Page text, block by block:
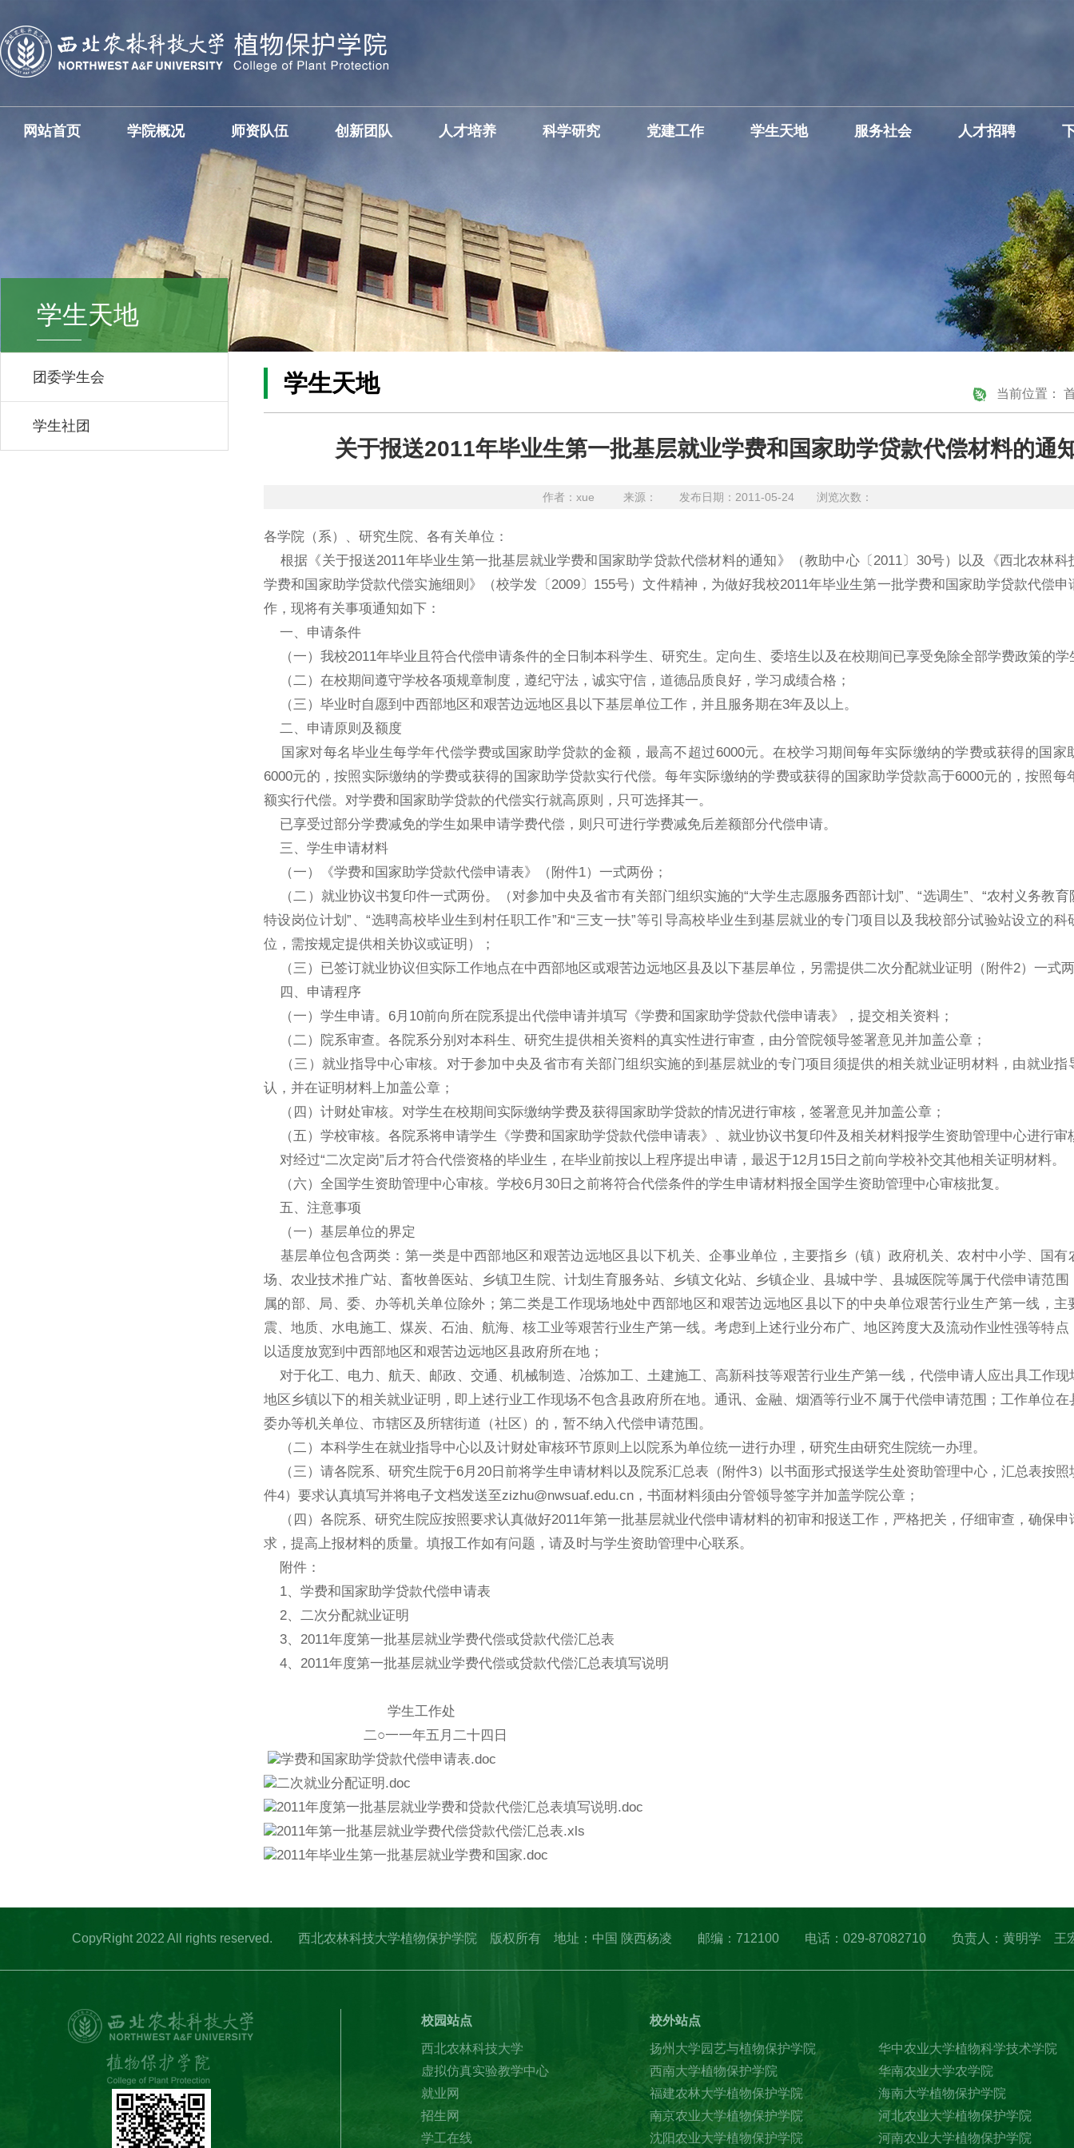
网站首页 学院概况 师资队伍 创新团队 人才培养 科学研究 党建工作 学生天地 服务社会 人才招聘
学生天地
团委学生会
学生社团
当前位置：
学生天地
关于报送2011年毕业生第一批基层就业学费和国家助学贷款代偿材料的通
作者：xue 来源： 发布日期：2011-05-24 浏览次数：
各学院（系）、研究生院、各有关单位：
根据《关于报送2011年毕业生第一批基层就业学费和国家助学贷款代偿材料的通知》（教助中心〔 2011〕 30号）以及《西北农林科
学费和国家助学贷款代偿实施细则》（校学发 〔 2009〕 155号）文件精神，为做好我校2011年毕业生第一批学费和国家助学贷款代偿申
作，现将有关事项通知如下：
一、申请条件
（一）我校2011年毕业且符合代偿申请条件的全日制本科学生、研究生。 定向生、委培生以及在校期间已享受免除全部学费政策的学
（二）在校期间遵守学校各项规章制度，遵纪守法，诚实守信，道德品质良好，学习成绩合格；
（三）毕业时自愿到中西部地区和艰苦边远地区县以下基层单位工作，并且服务期在3年及以上。
二、申请原则及额度
国家对每名毕业生每学年代偿学费或国家助学贷款的金额，最高不超过6000元。在校学习期间每年实际缴纳的学费或获得的国家
6000元的，按照实际缴纳的学费或获得的国家助学贷款实行代偿。每年实际缴纳的学费或获得的国家助学贷款高于6000元的，按照每
额实行代偿。对学费和国家助学贷款的代偿实行就高原则，只可选择其一。
已享受过部分学费减免的学生如果申请学费代偿，则只可进行学费减免后差额部分代偿申请。
三、学生申请材料
（一）《学费和国家助学贷款代偿申请表》（附件1）一式两份；
（二）就业协议书复印件一式两份。
（对参加中央及省市有关部门组织实施的“大学生志愿服务西部计划”、“选调生”、 “农村义务教育
特设岗位计划” 、“选聘高校毕业生到村任职工作”和“三支一扶”等引导高校毕业生到基层就业的专门项目以及我校部分试验站设立的科
位，需按规定提供相关协议或证明）；
（三）已签订就业协议但实际工作地点在中西部地区或艰苦边远地区县及以下基层单位，另需提供二次分配就业证明（附件2）一式
四、申请程序
（一）学生申请。 6月 10前向所在院系提出代偿申请并填写《学费和国家助学贷款代偿申请表》，提交相关资料；
（二）院系审查。各院系分别对本科生、研究生提供相关资料的真实性进行审查，由分管院领导签署意见并加盖公章；
（三）就业指导中心审核。对于参加中央及省市有关部门组织实施的到基层就业的专门项目须提供的相关就业证明材料，由就业指
认，并在证明材料上加盖公章；
（四）计财处审核。对学生在校期间实际缴纳学费及获得国家助学贷款的情况进行审核，签署意见并加盖公章；
（五）学校审核。各院系将申请学生《学费和国家助学贷款代偿申请表》、就业协议书复印件及相关材料报学生资助管理中心进行审
对经过“二次定岗”后才符合代偿资格的毕业生，在毕业前按以上程序提出申请，最迟于12月 15 日之前向学校补交其他相关证明材料。
（六）全国学生资助管理中心审核。学校6月 30 日之前将符合代偿条件的学生申请材料报全国学生资助管理中心审核批复。
五、注意事项
（一）基层单位的界定
基层单位包含两类：第一类是中西部地区和艰苦边远地区县以下机关、企事业单位， 主要指乡（镇）政府机关、农村中小学、国有
场、农业技术推广站、畜牧兽医站、乡镇卫生院、计划生育服务站、乡镇文化站、乡镇企业、县城中学、县城医院等属于代偿申请范围
属的部、局、委、办等机关单位除外； 第二类是工作现场地处中西部地区和艰苦边远地区县以下的中央单位艰苦行业生产第一线 ，
震、地质、水电施工、煤炭、石油、航海、核工业等艰苦行业生产第一线。考虑到上述行业分布广、地区跨度大及流动作业性强等特点
以适度放宽到中西部地区和艰苦边远地区县政府所在地；
对于化工、电力、航天、邮政、交通、机械制造、冶炼加工、土建施工、高新科技等艰苦行业生产第一线，代偿申请人应出具工作现
地区乡镇以下的相关就业证明，即上述行业工作现场不包含县政府所在地。通讯、金融、烟酒等行业不属于代偿申请范围；工作单位在
委办等机关单位、市辖区及所辖街道（社区）的，暂不纳入代偿申请范围。
（二）本科学生在就业指导中心以及计财处审核环节原则上以院系为单位统一进行办理，研究生由研究生院统一办理。
（三）请各院系、研究生院于6月 20 日前将学生申请材料以及院系汇总表（附件3）以书面形式报送学生处资助管理中心，汇总表按照
件4）要求认真填写并将电子文档发送至zizhu@nwsuaf.edu.cn ，书面材料须由分管领导签字并加盖学院公章；
（四）各院系、研究生院应按照要求认真做好2011年第一批基层就业代偿申请材料的初审和报送工作，严格把关，仔细审查，确保申
求，提高上报材料的质量。填报工作如有问题，请及时与学生资助管理中心联系。
附件：
1、学费和国家助学贷款代偿申请表
2、二次分配就业证明
3、 2011年度第一批基层就业学费代偿或贷款代偿汇总表
4、 2011年度第一批基层就业学费代偿或贷款代偿汇总表填写说明
学生工作处
二○一一年五月二十四日
学费和国家助学贷款代偿申请表.doc
二次就业分配证明.doc
2011年度第一批基层就业学费和贷款代偿汇总表填写说明.doc
2011年第一批基层就业学费代偿贷款代偿汇总表.xls
2011年毕业生第一批基层就业学费和国家.doc
CopyRight 2022 All rights reserved. 西北农林科技大学植物保护学院 版权所有 地址：中国 陕西杨凌 邮编：712100 电话：029-87082710 负责人：黄明学 王
校园站点
西北农林科技大学
虚拟仿真实验教学中心
就业网
招生网
学工在线
校外站点
扬州大学园艺与植物保护学院
西南大学植物保护学院
福建农林大学植物保护学院
南京农业大学植物保护学院
沈阳农业大学植物保护学院
华中农业大学植物科学技术学院
华南农业大学农学院
海南大学植物保护学院
河北农业大学植物保护学院
河南农业大学植物保护学院